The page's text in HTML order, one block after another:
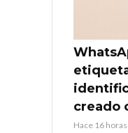
creado
Hace 16 horas